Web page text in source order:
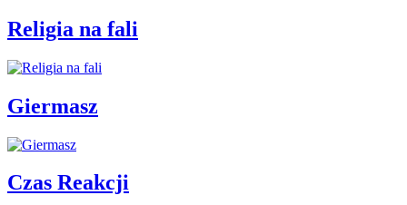
Religia na fali
Giermasz
Czas Reakcji